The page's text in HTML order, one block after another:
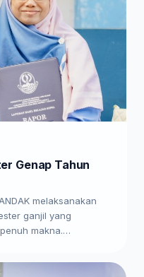
Genap Tahun
melaksanakan
ganjil yang
makna.…